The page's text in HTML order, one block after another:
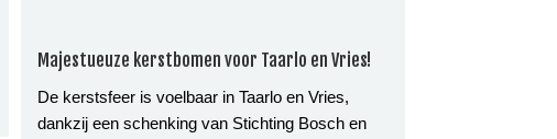
Majestueuze kerstbomen voor Taarlo en Vries!
De kerstsfeer is voelbaar in Taarlo en Vries,
dankzij een schenking van Stichting Bosch en